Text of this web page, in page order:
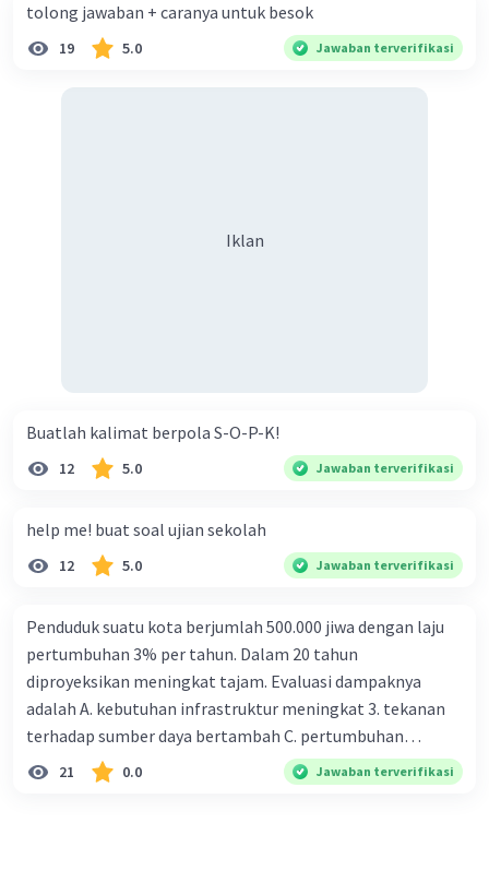
yang membawa udara ke alveolus.
5. Alveolus (4)
- bronkus - bronkiolus - alveolus.
tolong jawaban + caranya untuk besok
19 5.0 Jawaban terverifikasi
Iklan
Buatlah kalimat berpola S-O-P-K!
12 5.0 Jawaban terverifikasi
help me! buat soal ujian sekolah
12 5.0 Jawaban terverifikasi
Penduduk suatu kota berjumlah 500.000 jiwa dengan laju
pertumbuhan 3% per tahun. Dalam 20 tahun
diproyeksikan meningkat tajam. Evaluasi dampaknya
adalah A. kebutuhan infrastruktur meningkat 3. tekanan
terhadap sumber daya bertambah C. pertumbuhan
eksponensial berdampak jangka panjang D. tidak
memengaruhi tata ruang E. proyeksi penduduk penting
21 0.0 Jawaban terverifikasi